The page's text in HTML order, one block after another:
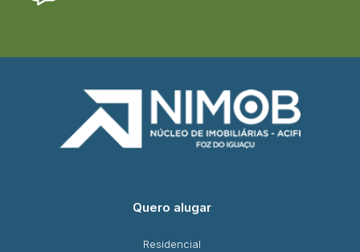
Quero alugar
Residencial